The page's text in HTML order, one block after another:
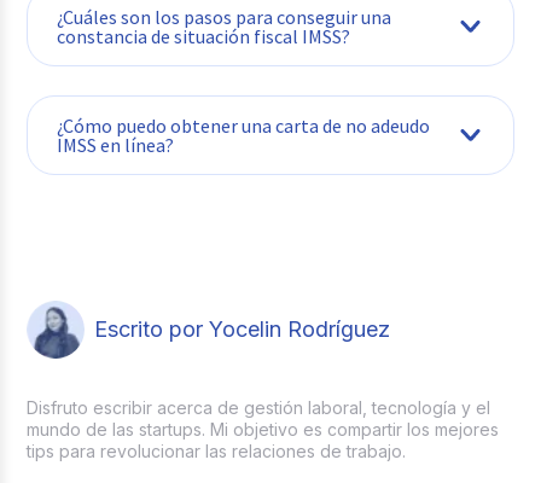
¿Cuáles son los pasos para conseguir una
constancia de situación fiscal IMSS?
¿Cómo puedo obtener una carta de no adeudo
IMSS en línea?
Escrito por Yocelin Rodríguez
Disfruto escribir acerca de gestión laboral, tecnología y el
mundo de las startups. Mi objetivo es compartir los mejores
tips para revolucionar las relaciones de trabajo.